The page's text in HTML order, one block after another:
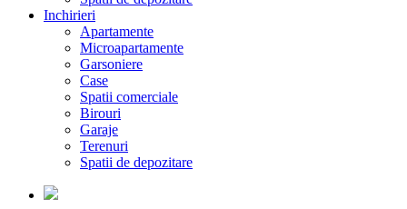
Inchirieri
Apartamente
Microapartamente
Garsoniere
Case
Spatii comerciale
Birouri
Garaje
Terenuri
Spatii de depozitare